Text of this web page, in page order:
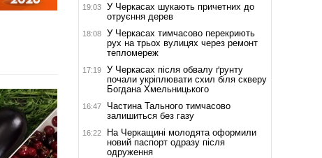
19:03
У Черкасах шукають причетних до
отруєння дерев
18:08
У Черкасах тимчасово перекриють
рух на трьох вулицях через ремонт
тепломереж
17:19
У Черкасах після обвалу ґрунту
почали укріплювати схил біля скверу
Богдана Хмельницького
16:47
Частина Тального тимчасово
залишиться без газу
16:22
На Черкащині молодята оформили
новий паспорт одразу після
одруження